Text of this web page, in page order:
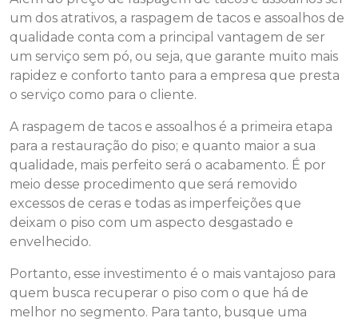
um dos atrativos, a raspagem de tacos e assoalhos de
qualidade conta com a principal vantagem de ser
um serviço sem pó, ou seja, que garante muito mais
rapidez e conforto tanto para a empresa que presta
o serviço como para o cliente.
A raspagem de tacos e assoalhos é a primeira etapa
para a restauração do piso; e quanto maior a sua
qualidade, mais perfeito será o acabamento. É por
meio desse procedimento que será removido
excessos de ceras e todas as imperfeições que
deixam o piso com um aspecto desgastado e
envelhecido.
Portanto, esse investimento é o mais vantajoso para
quem busca recuperar o piso com o que há de
melhor no segmento. Para tanto, busque uma